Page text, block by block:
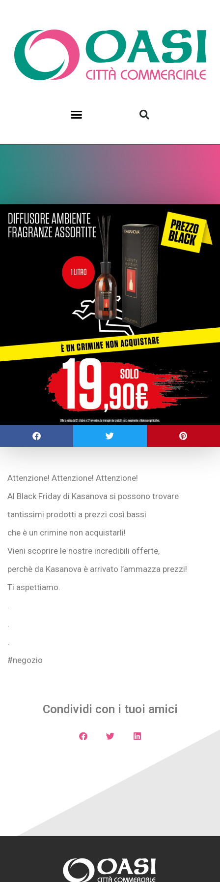
Attenzione! Attenzione! Attenzione!
Al Black Friday di Kasanova si possono trovare
tantissimi prodotti a prezzi così bassi
che è un crimine non acquistarli!
Vieni scoprire le nostre incredibili offerte,
perchè da Kasanova è arrivato l’ammazza prezzi!
Ti aspettiamo.
#negozio
Condividi con i tuoi amici